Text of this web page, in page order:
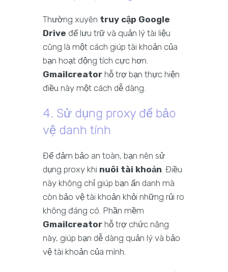
Thường xuyên truy cập Google
Drive để lưu trữ và quản lý tài liệu
cũng là một cách giúp tài khoản của
bạn hoạt động tích cực hơn.
Gmailcreator hỗ trợ bạn thực hiện
điều này một cách dễ dàng.
4. Sử dụng proxy để bảo
vệ danh tính
Để đảm bảo an toàn, bạn nên sử
dụng proxy khi nuôi tài khoản. Điều
này không chỉ giúp bạn ẩn danh mà
còn bảo vệ tài khoản khỏi những rủi ro
không đáng có. Phần mềm
Gmailcreator hỗ trợ chức năng
này, giúp bạn dễ dàng quản lý và bảo
vệ tài khoản của mình.